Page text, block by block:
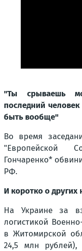
"Ты срываешь
последний
быть вообще"
Во время
"Европейской
Гончаренко*
РФ.
И коротко о других
На Украине за
логистикой
в Житомирской
24,5 млн